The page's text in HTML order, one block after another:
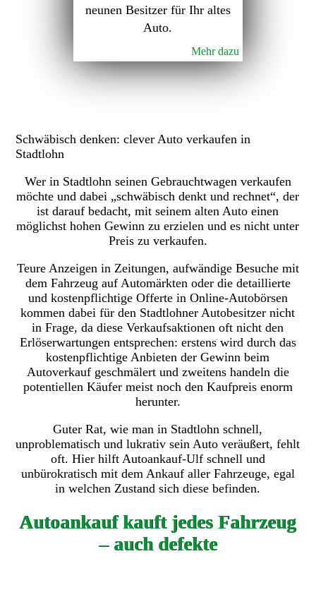
neunen Besitzer für Ihr altes
Auto.
Mehr dazu
Schwäbisch denken: clever Auto verkaufen in
Stadtlohn
Wer in Stadtlohn seinen Gebrauchtwagen verkaufen
möchte und dabei „schwäbisch denkt und rechnet“, der
ist darauf bedacht, mit seinem alten Auto einen
möglichst hohen Gewinn zu erzielen und es nicht unter
Preis zu verkaufen.
Teure Anzeigen in Zeitungen, aufwändige Besuche mit
dem Fahrzeug auf Automärkten oder die detaillierte
und kostenpflichtige Offerte in Online-Autobörsen
kommen dabei für den Stadtlohner Autobesitzer nicht
in Frage, da diese Verkaufsaktionen oft nicht den
Erlöserwartungen entsprechen: erstens wird durch das
kostenpflichtige Anbieten der Gewinn beim
Autoverkauf geschmälert und zweitens handeln die
potentiellen Käufer meist noch den Kaufpreis enorm
herunter.
Guter Rat, wie man in Stadtlohn schnell,
unproblematisch und lukrativ sein Auto veräußert, fehlt
oft. Hier hilft Autoankauf-Ulf schnell und
unbürokratisch mit dem Ankauf aller Fahrzeuge, egal
in welchen Zustand sich diese befinden.
Autoankauf kauft jedes Fahrzeug
– auch defekte